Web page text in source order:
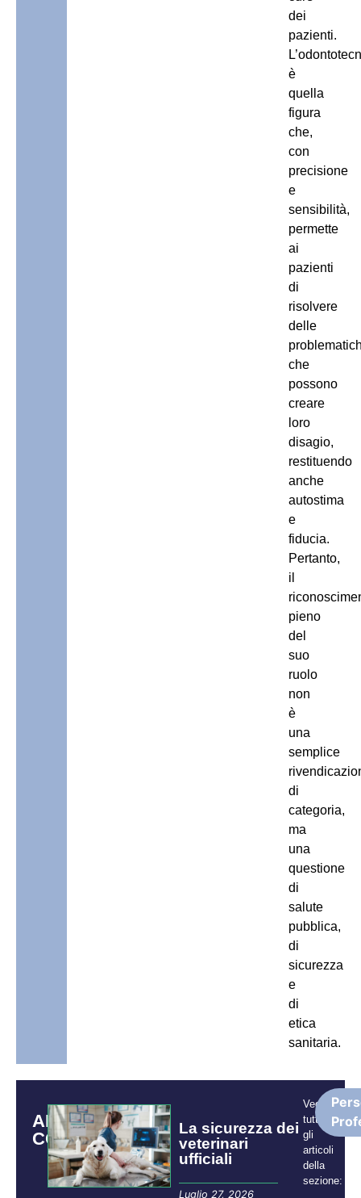
dei
pazienti.
è
quella
figura
che,
con
precisione
e
sensibilità,
permette
ai
pazienti
di
risolvere
delle
che
possono
creare
loro
disagio,
restituendo
anche
autostima
e
fiducia.
Pertanto,
il
pieno
del
suo
ruolo
non
è
una
semplice
di
categoria,
ma
una
questione
di
salute
pubblica,
di
sicurezza
e
di
etica
sanitaria.
ARTICOLI
CORRELATI
La sicurezza dei
veterinari
ufficiali
Luglio 27, 2026
Vedi
tutti
gli
articoli
della
sezione: